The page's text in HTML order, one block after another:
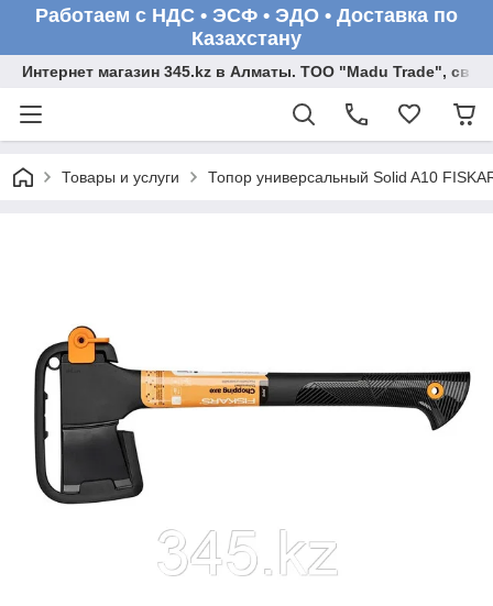
Работаем с НДС • ЭСФ • ЭДО • Доставка по
Казахстану
Интернет магазин 345.kz в Алматы. ТОО "Madu Trade",
Товары и услуги Топор универсальный Solid A10